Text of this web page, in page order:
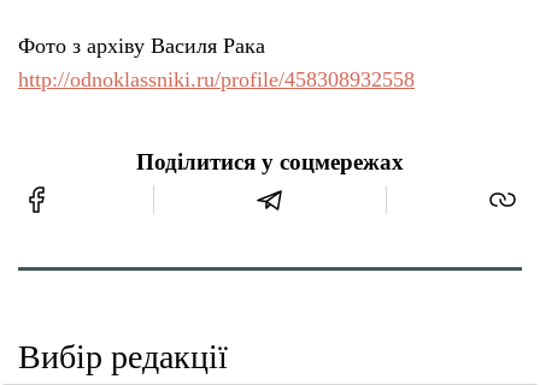
Фото з архіву Василя Рака
http://odnoklassniki.ru/profile/458308932558
Поділитися у соцмережах
Вибір редакції